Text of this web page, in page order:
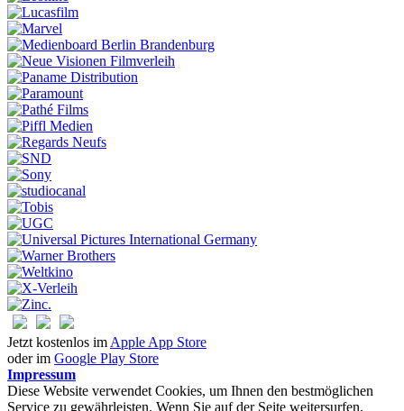
Jetzt kostenlos im Apple App Store
oder im Google Play Store
Impressum
Diese Website verwendet Cookies, um Ihnen den bestmöglichen
Service zu gewährleisten. Wenn Sie auf der Seite weitersurfen,